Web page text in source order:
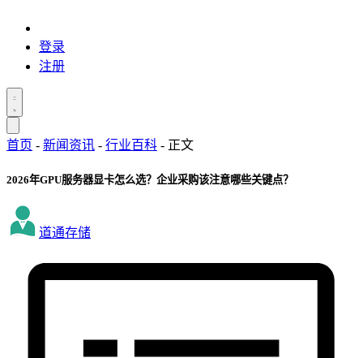
登录
注册
首页 - 新闻资讯 - 行业百科 - 正文
2026年GPU服务器显卡怎么选？企业采购该注意哪些关键点？
道通存储